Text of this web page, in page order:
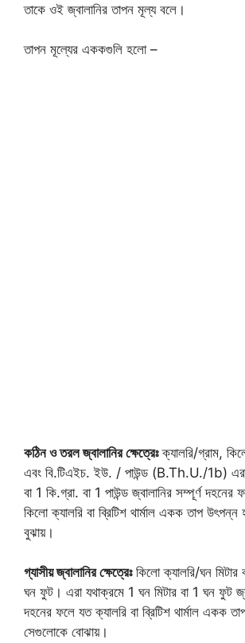
তাকে ওই জ্বালানির তাপন মূল্য বলে।
তাপন মূল্যের এককগুলি হলো –
কঠিন ও তরল জ্বালানির ক্ষেত্রেঃক্যালরি/গ্রাম,
এবং বি.টিএইচ. ইউ. / পাউন্ড (B.Th.U./1b) এরা
বা 1 কি.গ্রা. বা 1 পাউন্ড জ্বালানির সম্পূর্ণ দহনের
কিলো ক্যালরি বা ব্রিটিশ থার্মাল একক তাপ
বুঝায়।
গ্যাসীয় জ্বালানির ক্ষেত্রেঃকিলো ক্যালরি/ঘন
ঘন ফুট। এরা যথাক্রমে 1 ঘন মিটার বা 1 ঘন ফুট
দহনের ফলে যত ক্যালরি বা ব্রিটিশ থার্মাল একক
সেগুলোকে বোঝায়।